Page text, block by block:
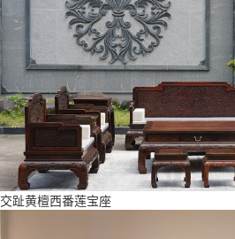
交趾黄檀西番莲宝座